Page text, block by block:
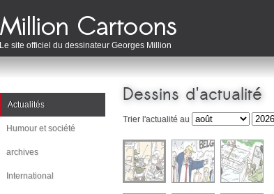
Le site officiel du dessinateur Georges Million
Actualités
Humour et société
archives
International
Dessins d'actualité
Trier l'actualité au